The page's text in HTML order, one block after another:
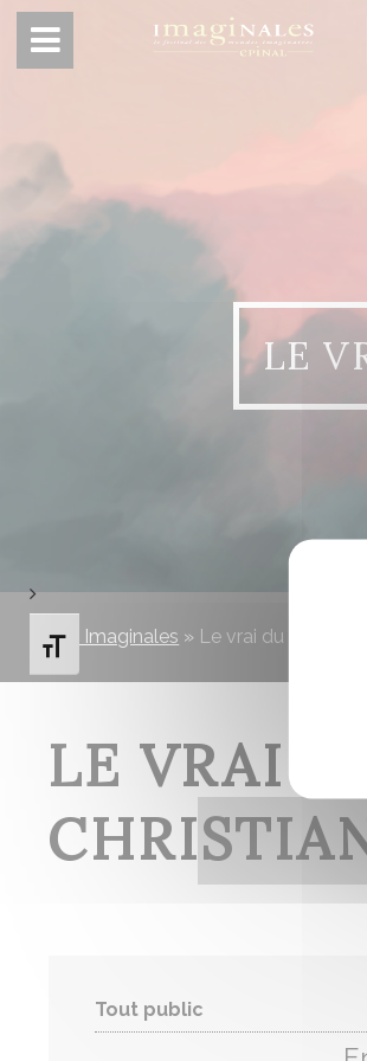
Changer la taille de la police
LE
Les Imaginales » Le vrai du faux
LE VRAI
Tout public
Panneau de gestion des cookies